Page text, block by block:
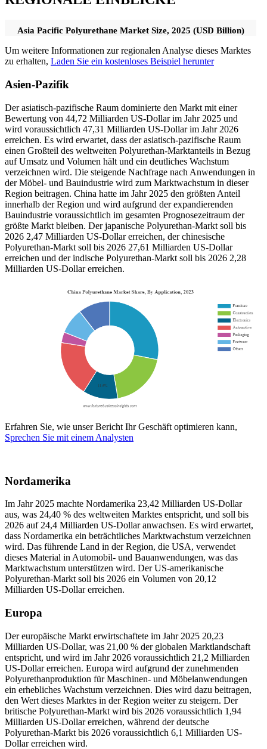
Asia Pacific Polyurethane Market Size, 2025 (USD Billion)
Um weitere Informationen zur regionalen Analyse dieses Marktes
zu erhalten, Laden Sie ein kostenloses Beispiel herunter
Asien-Pazifik
Der asiatisch-pazifische Raum dominierte den Markt mit einer
Bewertung von 44,72 Milliarden US-Dollar im Jahr 2025 und
wird voraussichtlich 47,31 Milliarden US-Dollar im Jahr 2026
erreichen. Es wird erwartet, dass der asiatisch-pazifische Raum
einen Großteil des weltweiten Polyurethan-Marktanteils in Bezug
auf Umsatz und Volumen hält und ein deutliches Wachstum
verzeichnen wird. Die steigende Nachfrage nach Anwendungen in
der Möbel- und Bauindustrie wird zum Marktwachstum in dieser
Region beitragen. China hatte im Jahr 2025 den größten Anteil
innerhalb der Region und wird aufgrund der expandierenden
Bauindustrie voraussichtlich im gesamten Prognosezeitraum der
größte Markt bleiben. Der japanische Polyurethan-Markt soll bis
2026 2,47 Milliarden US-Dollar erreichen, der chinesische
Polyurethan-Markt soll bis 2026 27,61 Milliarden US-Dollar
erreichen und der indische Polyurethan-Markt soll bis 2026 2,28
Milliarden US-Dollar erreichen.
Erfahren Sie, wie unser Bericht Ihr Geschäft optimieren kann,
Sprechen Sie mit einem Analysten
Nordamerika
Im Jahr 2025 machte Nordamerika 23,42 Milliarden US-Dollar
aus, was 24,40 % des weltweiten Marktes entspricht, und soll bis
2026 auf 24,4 Milliarden US-Dollar anwachsen. Es wird erwartet,
dass Nordamerika ein beträchtliches Marktwachstum verzeichnen
wird. Das führende Land in der Region, die USA, verwendet
dieses Material in Automobil- und Bauanwendungen, was das
Marktwachstum unterstützen wird. Der US-amerikanische
Polyurethan-Markt soll bis 2026 ein Volumen von 20,12
Milliarden US-Dollar erreichen.
Europa
Der europäische Markt erwirtschaftete im Jahr 2025 20,23
Milliarden US-Dollar, was 21,00 % der globalen Marktlandschaft
entspricht, und wird im Jahr 2026 voraussichtlich 21,2 Milliarden
US-Dollar erreichen. Europa wird aufgrund der zunehmenden
Polyurethanproduktion für Maschinen- und Möbelanwendungen
ein erhebliches Wachstum verzeichnen. Dies wird dazu beitragen,
den Wert dieses Marktes in der Region weiter zu steigern. Der
britische Polyurethan-Markt wird bis 2026 voraussichtlich 1,94
Milliarden US-Dollar erreichen, während der deutsche
Polyurethan-Markt bis 2026 voraussichtlich 6,1 Milliarden US-
Dollar erreichen wird.